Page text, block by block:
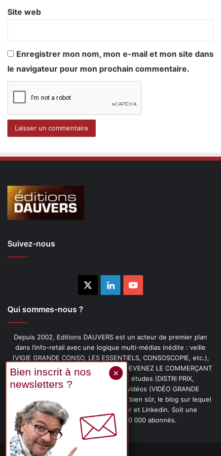
Site web
Enregistrer mon nom, mon e-mail et mon site dans
le navigateur pour mon prochain commentaire.
Suivez-nous
LinkedinYouTube
Qui sommes-nous ?
Depuis 2002, Editions DAUVERS est un acteur de premier plan
dans l’info-retail avec une logique multi-médias inédite : veille
(VIGIE GRANDE CONSO, LES ESSENTIELS, CONSOSCOPIE, etc.),
livres (PENSER-CLIENT, IMAGE-PRIX, DEVENEZ LE COMMERÇANT
PRÉFÉRÉ DE VOS CLIENTS, etc.), études (DISTRI PRIX,
PROMOFLASH, DRIVE INSIGHTS), vidéos (VIDÉO GRANDE
CONSO), podcasts (CAFÉ CONSO) et, bien sûr, le blog sur lequel
vous êtes, ainsi que les fils Twitter et Linkedin. Soit une
communauté de plus de 150 000 abonnés.